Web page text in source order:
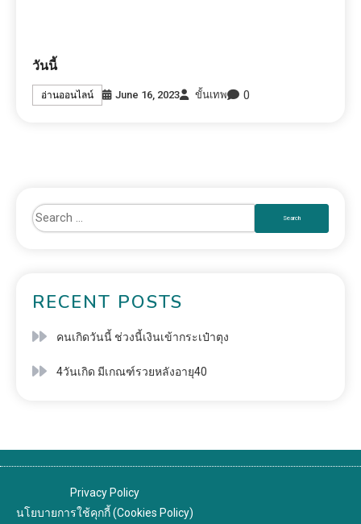
วันนี้
อ่านออนไลน์ June 16, 2023 ขั้นเทพ 0
RECENT POSTS
คนเกิดวันนี้ ช่วงนี้เงินเข้ากระเป๋าตุง
4วันเกิด มีเกณฑ์รวยหลังอายุ40
Privacy Policy
นโยบายการใช้คุกกี้ (Cookies Policy)